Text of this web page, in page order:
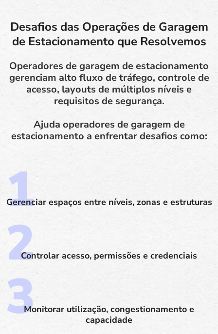
Desafios das Operações de Garagem
de Estacionamento que Resolvemos
Operadores de garagem de estacionamento
gerenciam alto fluxo de tráfego, controle de
acesso, layouts de múltiplos níveis e
requisitos de segurança.
Ajuda operadores de garagem de
estacionamento a enfrentar desafios como:
Gerenciar espaços entre níveis, zonas e estruturas
Controlar acesso, permissões e credenciais
Monitorar utilização, congestionamento e
capacidade